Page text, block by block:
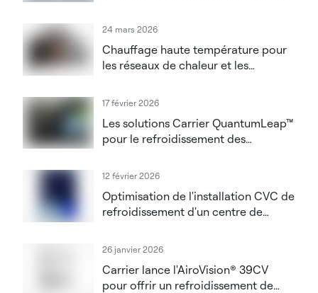
solutions CVC haute performance et
données
24 mars 2026
Chauffage haute température pour
les réseaux de chaleur et les
17 février 2026
Les solutions Carrier QuantumLeap™
pour le refroidissement des
long du cycle de vie seront
2026
12 février 2026
Optimisation de l'installation CVC de
refroidissement d'un centre de
contrôle de supervision OEM
26 janvier 2026
Carrier lance l'AiroVision® 39CV
pour offrir un refroidissement de